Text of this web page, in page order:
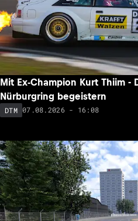
Mit Ex-Champion Kurt Thiim -
Nürburgring begeistern
DTM 07.08.2026 - 16:08